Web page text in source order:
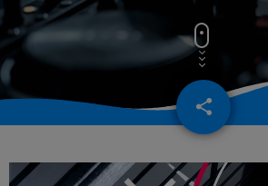
share
email